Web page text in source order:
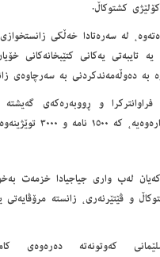
کشتوکاڵ.
زانکۆكه‌ لە (١٤/١١/١٩٩٢) دامەزراوەتەوە، لە سەرەتادا
تایبەتی یەکانی کتێبخانەکانی
بە دەوڵەمەندکردنی بە سەرچاوەی
کە ھەریەکەیان لەب واری جیاجیادا
و ڤێتێرنەری، زانستە مرۆڤایەتی
کەوتونەتە دەرەوەی